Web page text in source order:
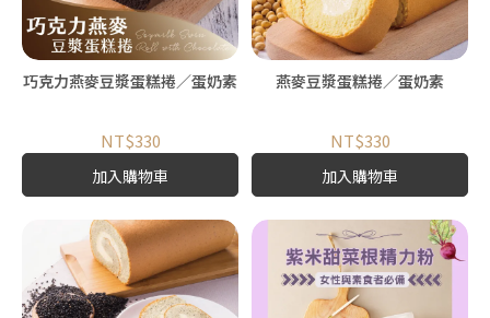
巧克力燕麥豆漿蛋糕捲／蛋奶素
NT$330
加入購物車
燕麥豆漿蛋糕捲／蛋奶素
NT$330
加入購物車